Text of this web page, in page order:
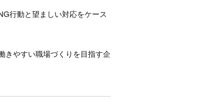
行動と望ましい対応をケース
きやすい職場づくりを目指す企